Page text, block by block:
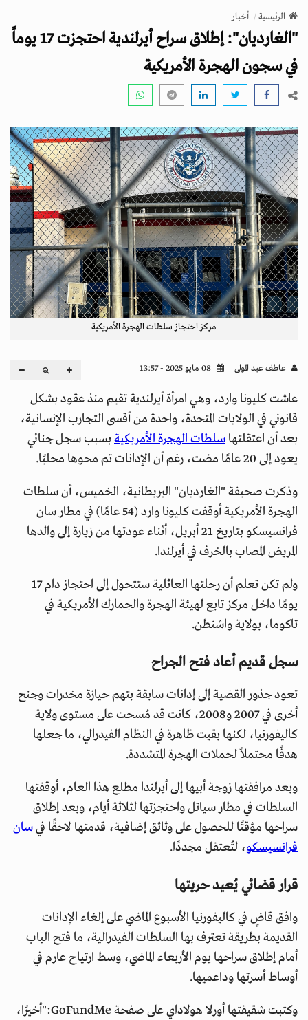
v
i
g
a
n
الرئيسية أخبار
"الغارديان": إطلاق سراح أيرلندية احتجزت 17 يوماً
في سجون الهجرة الأمريكية
مركز احتجاز سلطات الهجرة الأمريكية
عاطف عبد المولى
عاشت كليونا وارد، وهي امرأة أيرلندية تقيم منذ عقود بشكل
قانوني في الولايات المتحدة، واحدة من أقسى التجارب الإنسانية،
بعد أن اعتقلتها سلطات الهجرة الأمريكية بسبب سجل جنائي
يعود إلى 20 عامًا مضت، رغم أن الإدانات تم محوها محليًا.
وذكرت صحيفة "الغارديان" البريطانية، الخميس، أن سلطات
الهجرة الأمريكية أوقفت كليونا وارد (54 عامًا) في مطار سان
فرانسيسكو بتاريخ 21 أبريل، أثناء عودتها من زيارة إلى والدها
المريض المصاب بالخرف في أيرلندا.
ولم تكن تعلم أن رحلتها العائلية ستتحول إلى احتجاز دام 17
يومًا داخل مركز تابع لهيئة الهجرة والجمارك الأمريكية في
تاكوما، بولاية واشنطن.
سجل قديم أعاد فتح الجراح
تعود جذور القضية إلى إدانات سابقة بتهم حيازة مخدرات وجنح
أخرى في 2007 و2008، كانت قد مُسحت على مستوى ولاية
كاليفورنيا، لكنها بقيت ظاهرة في النظام الفيدرالي، ما جعلها
هدفًا محتملاً لحملات الهجرة المتشددة.
وبعد مرافقتها زوجة أبيها إلى أيرلندا مطلع هذا العام، أوقفتها
السلطات في مطار سياتل واحتجزتها لثلاثة أيام، وبعد إطلاق
سراحها مؤقتًا للحصول على وثائق إضافية، قدمتها لاحقًا فيسان
فرانسيسكو، لتُعتقل مجددًا.
قرار قضائي يُعيد حريتها
وافق قاضٍ في كاليفورنيا الأسبوع الماضي على إلغاء الإدانات
القديمة بطريقة تعترف بها السلطات الفيدرالية، ما فتح الباب
أمام إطلاق سراحها يوم الأربعاء الماضي، وسط ارتياح عارم في
أوساط أسرتها وداعميها.
وكتبت شقيقتها أورلا هولاداي على صفحة GoFundMe:"أخيرًا،